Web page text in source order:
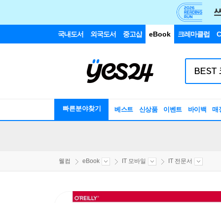
국내도서 외국도서 중고샵 eBook 크레마클럽
빠른분야찾기 베스트 신상품 이벤트 바이백 매
웰컴 eBook IT 모바일 IT 전문서